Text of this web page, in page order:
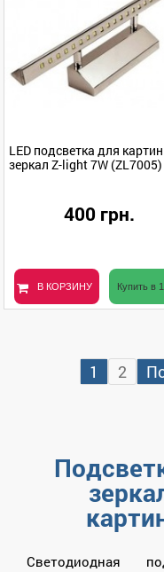
LED подсветка для
зеркал Z-light 7W (ZL7005)
400 грн.
В КОРЗИНУ Купить в
1 2
Светодиодная